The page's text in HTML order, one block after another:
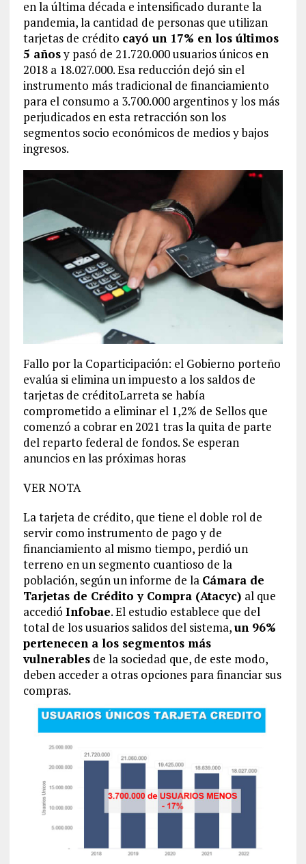
en la última década e intensificado durante la
pandemia, la cantidad de personas que utilizan
tarjetas de crédito cayó un 17% en los últimos
5 añosy pasó de 21.720.000 usuarios únicos en
2018 a 18.027.000. Esa reducción dejó sin el
instrumento más tradicional de financiamiento
para el consumo a 3.700.000 argentinos y los más
perjudicados en esta retracción son los
segmentos socio económicos de medios y bajos
ingresos.
Fallo por la Coparticipación: el Gobierno porteño
evalúa si elimina un impuesto a los saldos de
tarjetas de créditoLarreta se había
comprometido a eliminar el 1,2% de Sellos que
comenzó a cobrar en 2021 tras la quita de parte
del reparto federal de fondos. Se esperan
anuncios en las próximas horas
VER NOTA
La tarjeta de crédito, que tiene el doble rol de
servir como instrumento de pago y de
financiamiento al mismo tiempo, perdió un
terreno en un segmento cuantioso de la
población, según un informe de la Cámara de
Tarjetas de Crédito y Compra (Atacyc) al que
accedió Infobae. El estudio establece que del
total de los usuarios salidos del sistema,un 96%
pertenecen a los segmentos más
vulnerablesde la sociedad que, de este modo,
deben acceder a otras opciones para financiar sus
compras.